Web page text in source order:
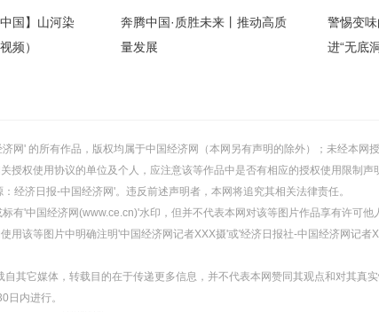
国】山河染
频）
奔腾中国·质胜未来丨推动高质
量发展
警惕变味
进“无底
网' 的所有作品，版权均属于中国经济网（本网另有声明的除外）；未经本网
授权使用协议的单位及个人，应注意该等作品中是否有相应的授权使用限制声
经济日报-中国经济网'。违反前述声明者，本网将追究其相关法律责任。
有'中国经济网(www.ce.cn)'水印，但并不代表本网对该等图片作品享有许可他
用该等图片中明确注明'中国经济网记者XXX摄'或'经济日报社-中国经济网记者
其它媒体，转载目的在于传递更多信息，并不代表本网赞同其观点和对其真实
日内进行。